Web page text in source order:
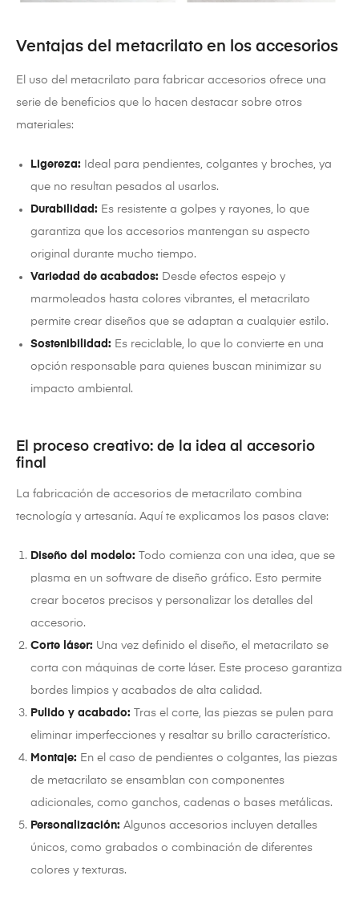
Ventajas del metacrilato en los accesorios
El uso del metacrilato para fabricar accesorios ofrece una
serie de beneficios que lo hacen destacar sobre otros
materiales:
Ligereza: Ideal para pendientes, colgantes y broches, ya
que no resultan pesados al usarlos.
Durabilidad: Es resistente a golpes y rayones, lo que
garantiza que los accesorios mantengan su aspecto
original durante mucho tiempo.
Variedad de acabados: Desde efectos espejo y
marmoleados hasta colores vibrantes, el metacrilato
permite crear diseños que se adaptan a cualquier estilo.
Sostenibilidad: Es reciclable, lo que lo convierte en una
opción responsable para quienes buscan minimizar su
impacto ambiental.
El proceso creativo: de la idea al accesorio
final
La fabricación de accesorios de metacrilato combina
tecnología y artesanía. Aquí te explicamos los pasos clave:
Diseño del modelo: Todo comienza con una idea, que se
plasma en un software de diseño gráfico. Esto permite
crear bocetos precisos y personalizar los detalles del
accesorio.
Corte láser: Una vez definido el diseño, el metacrilato se
corta con máquinas de corte láser. Este proceso garantiza
bordes limpios y acabados de alta calidad.
Pulido y acabado: Tras el corte, las piezas se pulen para
eliminar imperfecciones y resaltar su brillo característico.
Montaje: En el caso de pendientes o colgantes, las piezas
de metacrilato se ensamblan con componentes
adicionales, como ganchos, cadenas o bases metálicas.
Personalización: Algunos accesorios incluyen detalles
únicos, como grabados o combinación de diferentes
colores y texturas.